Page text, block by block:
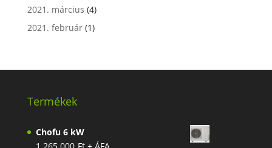
2021. március (4)
2021. február(1)
Termékek
Chofu 6 kW